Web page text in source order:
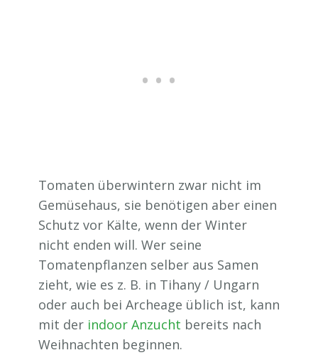
Tomaten überwintern zwar nicht im
Gemüsehaus, sie benötigen aber einen
Schutz vor Kälte, wenn der Winter
nicht enden will. Wer seine
Tomatenpflanzen selber aus Samen
zieht, wie es z. B. in Tihany / Ungarn
oder auch bei Archeage üblich ist, kann
mit der indoor Anzucht bereits nach
Weihnachten beginnen.